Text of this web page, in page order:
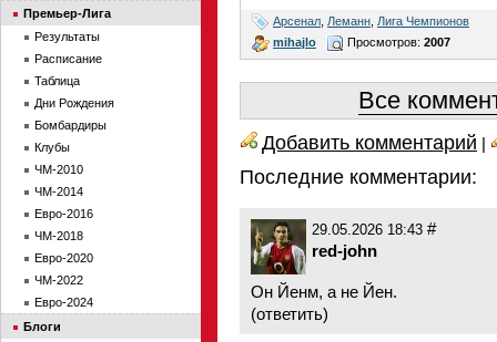
Арсенал Леманн Лига Чемпионов
mihajlo
Просмотров: 2007
Все
Добавить комментарий |
Последние комментарии:
29.05.2026 18:43 #
red-john
Он Йенм, а не Йен.
(ответить)
Премьер-Лига
Результаты
Расписание
Таблица
Дни Рождения
Бомбардиры
Клубы
ЧМ-2010
ЧМ-2014
Евро-2016
ЧМ-2018
Евро-2020
ЧМ-2022
Евро-2024
Блоги